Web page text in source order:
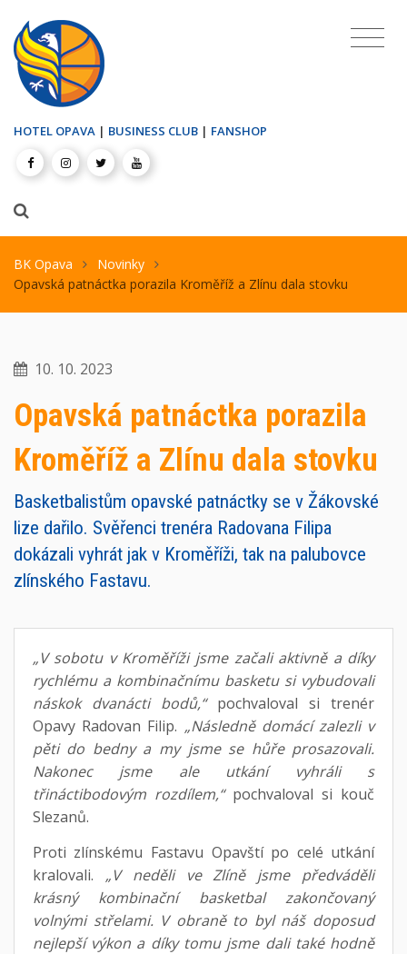
HOTEL OPAVA | BUSINESS CLUB | FANSHOP
BK Opava
Novinky
Opavská patnáctka porazila Kroměříž a Zlínu dala stovku
10. 10. 2023
Opavská patnáctka porazila
Kroměříž a Zlínu dala stovku
Basketbalistům opavské patnáctky se v Žákovské
lize dařilo. Svěřenci trenéra Radovana Filipa
dokázali vyhrát jak v Kroměříži, tak na palubovce
zlínského Fastavu.
„V sobotu v Kroměříži jsme začali aktivně a díky
rychlému a kombinačnímu basketu si vybudovali
náskok dvanácti bodů,“pochvaloval si trenér
Opavy Radovan Filip. „Následně domácí zalezli v
pěti do bedny a my jsme se hůře prosazovali.
Nakonec jsme ale utkání vyhráli s
třináctibodovým rozdílem,“pochvaloval si kouč
Slezanů.
Proti zlínskému Fastavu Opavští po celé utkání
kralovali. „V neděli ve Zlíně jsme předváděli
krásný kombinační basketbal zakončovaný
volnými střelami. V obraně to byl náš doposud
nejlepší výkon a díky tomu jsme dali také hodně